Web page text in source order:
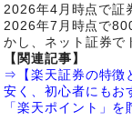
2026年4月時点で証
2026年7月時点で
かし、ネット証券で
【関連記事】
⇒【楽天証券の特徴
安く、初心者にもお
「楽天ポイント」を